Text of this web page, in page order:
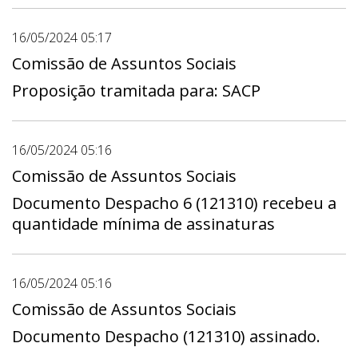
16/05/2024 05:17
Comissão de Assuntos Sociais
Proposição tramitada para: SACP
16/05/2024 05:16
Comissão de Assuntos Sociais
Documento Despacho 6 (121310) recebeu a
quantidade mínima de assinaturas
16/05/2024 05:16
Comissão de Assuntos Sociais
Documento Despacho (121310) assinado.